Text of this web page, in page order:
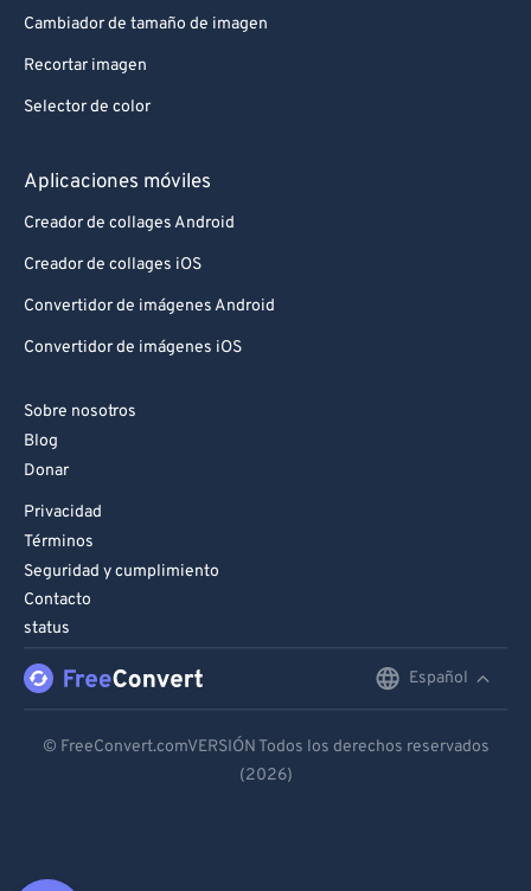
Cambiador de tamaño de imagen
Recortar imagen
Selector de color
Aplicaciones móviles
Creador de collages Android
Creador de collages iOS
Convertidor de imágenes Android
Convertidor de imágenes iOS
Sobre nosotros
Blog
Donar
Privacidad
Términos
Seguridad y cumplimiento
Contacto
status
Español
Español
© FreeConvert.comVERSIÓN Todos los derechos reservados
(2026)